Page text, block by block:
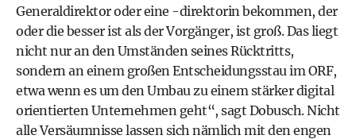
Generaldirektor oder eine -direktorin bekommen, der
oder die besser ist als der Vorgänger, ist groß. Das liegt
nicht nur an den Umständen seines Rücktritts,
sondern an einem großen Entscheidungsstau im ORF,
etwa wenn es um den Umbau zu einem stärker digital
orientierten Unternehmen geht“, sagt Dobusch. Nicht
alle Versäumnisse lassen sich nämlich mit den engen